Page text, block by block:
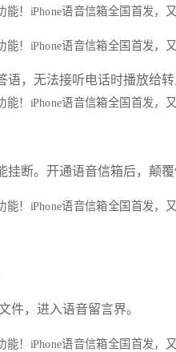
，无法接听电话时播放给转
挂断。开通语音信箱后，颠
件，进入语音留言界。